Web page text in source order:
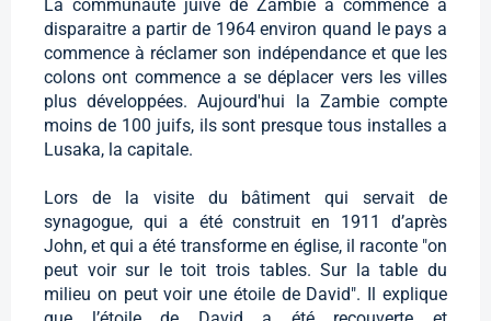
La communauté juive de Zambie a commence a
disparaitre a partir de 1964 environ quand le pays a
commence à réclamer son indépendance et que les
colons ont commence a se déplacer vers les villes
plus développées. Aujourd'hui la Zambie compte
moins de 100 juifs, ils sont presque tous installes a
Lusaka, la capitale.
Lors de la visite du bâtiment qui servait de
synagogue, qui a été construit en 1911 d’après
John, et qui a été transforme en église, il raconte "on
peut voir sur le toit trois tables. Sur la table du
milieu on peut voir une étoile de David". Il explique